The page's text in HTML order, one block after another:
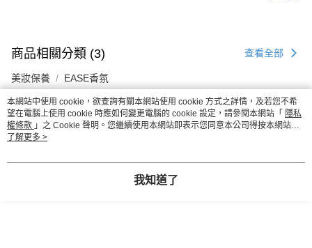
商品相關分類 (3) 查看全部
美妝保養 EASE香氛
美妝保養 【香水】
喜歡這個商品嗎？購買後給他一個好評吧
本網站中使用 cookie，欲查詢有關本網站使用 cookie 方式之詳情，及若您不希
望在電腦上使用 cookie 時應如何變更電腦的 cookie 設定，請參閱本網站「 隱私
權條款 」之 Cookie 聲明。您繼續使用本網站即表示您同意本公司得按本網站使
用條款之 Cookie 聲明使用 cookie。
了解更多 >
我知道了